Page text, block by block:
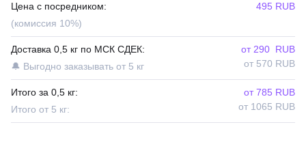
Цена с посредником:
(комиссия 10%)
495 RUB
Доставка 0,5 кг по МСК СДЕК:
🔔 Выгодно заказывать от 5 кг
от 290 RUB
от 570 RUB
Итого за 0,5 кг:
Итого от 5 кг:
от 785 RUB
от 1065 RUB